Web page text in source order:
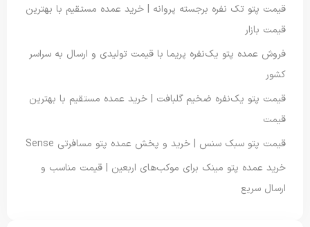
قیمت پتو تک نفره برجسته پروانه | خرید عمده مستقیم با بهترین
قیمت بازار
فروش عمده پتو یک‌نفره پریما با قیمت تولیدی و ارسال به سراسر
کشور
قیمت پتو یک‌نفره ضخیم گلبافت | خرید عمده مستقیم با بهترین
قیمت
قیمت پتو سبک سنس | خرید و پخش عمده پتو مسافرتی Sense
خرید عمده پتو مینک برای موکب‌های اربعین | قیمت مناسب و
ارسال سریع